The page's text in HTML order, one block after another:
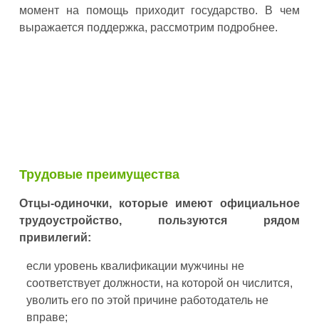
момент на помощь приходит государство. В чем
выражается поддержка, рассмотрим подробнее.
Трудовые преимущества
Отцы-одиночки, которые имеют официальное
трудоустройство, пользуются рядом
привилегий:
если уровень квалификации мужчины не
соответствует должности, на которой он числится,
уволить его по этой причине работодатель не
вправе;